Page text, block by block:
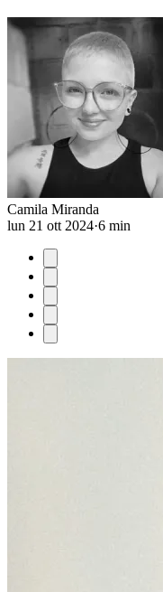
Camila Miranda
lun 21 ott 2024·6 min